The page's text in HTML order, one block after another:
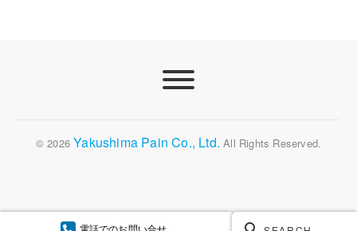
電話でのお問い合せ
© 2026Yakushima Pain Co., Ltd. All Rights Reserved.